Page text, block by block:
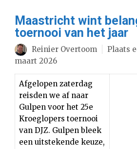
Maastricht wint
toernooi van het jaar
Reinier Overtoom Plaats
maart 2026
Afgelopen zaterdag
reisden we af naar
Gulpen voor het 25e
Kroeglopers toernooi
van DJZ. Gulpen bleek
een uitstekende keuze,